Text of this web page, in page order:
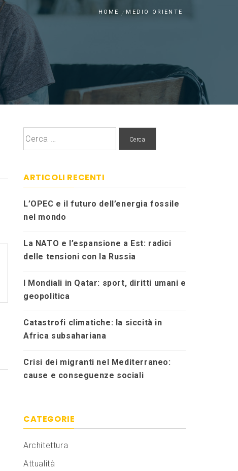
HOME MEDIO ORIENTE
Ricerca
ARTICOLI RECENTI
L’OPEC e il futuro dell’energia fossile
nel mondo
La NATO e l’espansione a Est: radici
delle tensioni con la Russia
I Mondiali in Qatar: sport, diritti umani e
geopolitica
Catastrofi climatiche: la siccità in
Africa subsahariana
Crisi dei migranti nel Mediterraneo:
cause e conseguenze sociali
CATEGORIE
Architettura
Attualità